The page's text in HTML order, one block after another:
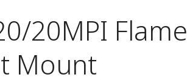
20MPI Flame
Mount